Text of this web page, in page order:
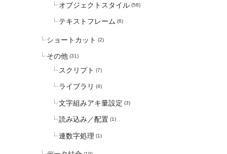
オブジェクトスタイル (58)
テキストフレーム (6)
ショートカット (2)
その他 (31)
スクリプト (7)
ライブラリ (4)
文字組みアキ量設定 (3)
読み込み／配置 (1)
連数字処理 (1)